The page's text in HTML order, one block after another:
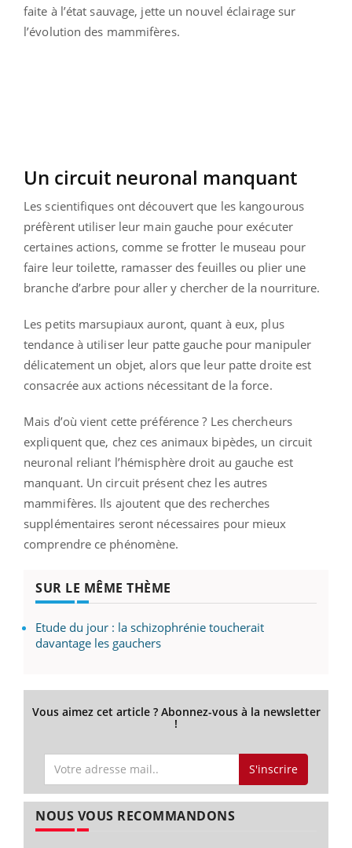
faite à l’état sauvage, jette un nouvel éclairage sur
l’évolution des mammifères.
Un circuit neuronal manquant
Les scientifiques ont découvert que les kangourous
préfèrent utiliser leur main gauche pour exécuter
certaines actions, comme se frotter le museau pour
faire leur toilette, ramasser des feuilles ou plier une
branche d’arbre pour aller y chercher de la nourriture.
Les petits marsupiaux auront, quant à eux, plus
tendance à utiliser leur patte gauche pour manipuler
délicatement un objet, alors que leur patte droite est
consacrée aux actions nécessitant de la force.
Mais d’où vient cette préférence ? Les chercheurs
expliquent que, chez ces animaux bipèdes, un circuit
neuronal reliant l’hémisphère droit au gauche est
manquant. Un circuit présent chez les autres
mammifères. Ils ajoutent que des recherches
supplémentaires seront nécessaires pour mieux
comprendre ce phénomène.
SUR LE MÊME THÈME
Etude du jour : la schizophrénie toucherait
davantage les gauchers
Vous aimez cet article ? Abonnez-vous à la newsletter
!
S'inscrire
NOUS VOUS RECOMMANDONS